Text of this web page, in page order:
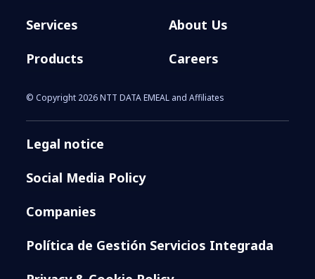
Services
Products
About Us
Careers
© Copyright 2026 NTT DATA EMEAL and Affiliates
Legal notice
Social Media Policy
Companies
Política de Gestión Servicios Integrada